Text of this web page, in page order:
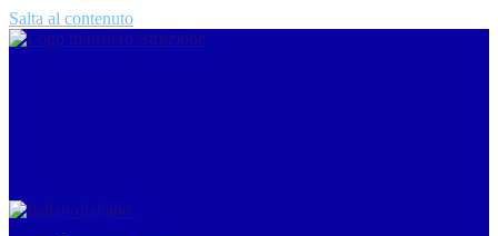
Salta al contenuto
Italiano